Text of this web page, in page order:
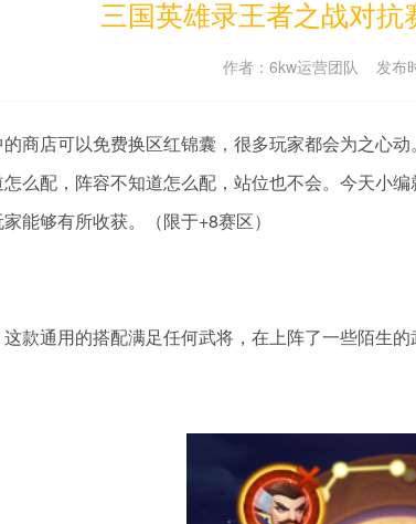
三国英雄录王者之战对抗
作者：6kw运营团队 发布
商店可以免费换区红锦囊，很多玩家都会为之心
么配，阵容不知道怎么配，站位也不会。今天小
能够有所收获。（限于+8赛区）
款通用的搭配满足任何武将，在上阵了一些陌生